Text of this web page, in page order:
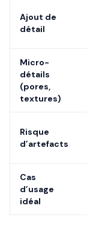
Ajout de
détail
Micro-
détails
(pores,
textures)
Risque
d’artefacts
Cas
d’usage
idéal